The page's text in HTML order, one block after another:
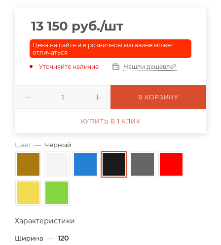
Цвет — Черный
Характеристики
Ширина — 120
13 150 руб./шт
Цена на сайте и в розничном магазине может
отличаться
Уточняйте наличие
Нашли дешевле?
В КОРЗИНУ
КУПИТЬ В 1 КЛИК